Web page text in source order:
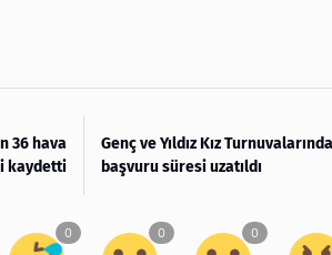
36 hava
kaydetti
Genç ve Yıldız Kız Turnuvalarında
başvuru süresi uzatıldı